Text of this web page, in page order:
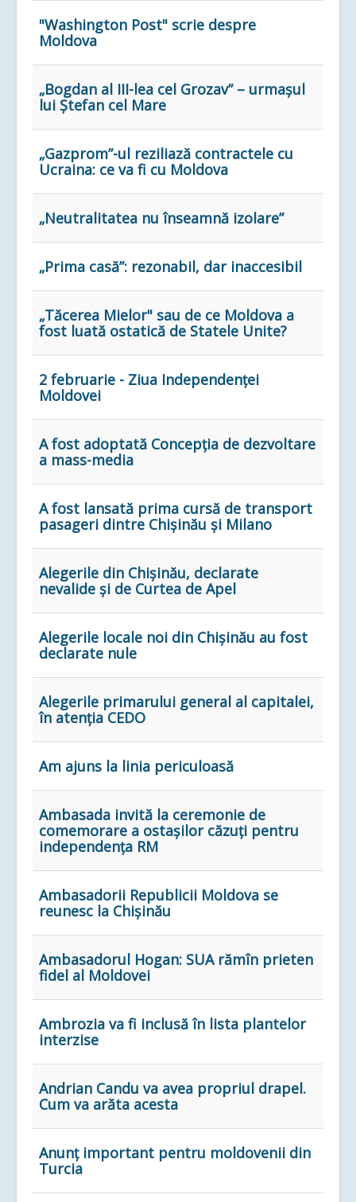
"Washington Post" scrie despre
Moldova
„Bogdan al III-lea cel Grozav” – urmașul
lui Ștefan cel Mare
„Gazprom”-ul reziliază contractele cu
Ucraina: ce va fi cu Moldova
„Neutralitatea nu înseamnă izolare”
„Prima casă”: rezonabil, dar inaccesibil
„Tăcerea Mielor" sau de ce Moldova a
fost luată ostatică de Statele Unite?
2 februarie - Ziua Independenţei
Moldovei
A fost adoptată Concepția de dezvoltare
a mass-media
A fost lansată prima cursă de transport
pasageri dintre Chișinău și Milano
Alegerile din Chișinău, declarate
nevalide și de Curtea de Apel
Alegerile locale noi din Chișinău au fost
declarate nule
Alegerile primarului general al capitalei,
în atenția CEDO
Am ajuns la linia periculoasă
Ambasada invită la ceremonie de
comemorare a ostașilor căzuți pentru
independența RM
Ambasadorii Republicii Moldova se
reunesc la Chișinău
Ambasadorul Hogan: SUA rămîn prieten
fidel al Moldovei
Ambrozia va fi inclusă în lista plantelor
interzise
Andrian Candu va avea propriul drapel.
Cum va arăta acesta
Anunț important pentru moldovenii din
Turcia